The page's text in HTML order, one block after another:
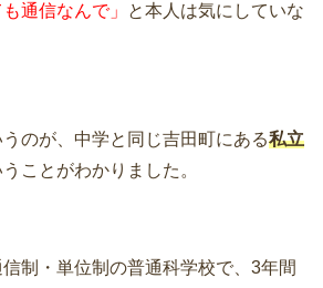
も通信なんで」
と本人は気にしていな
のが、中学と同じ吉田町にある私立
うことがわかりました。
制・単位制の普通科学校で、3年間